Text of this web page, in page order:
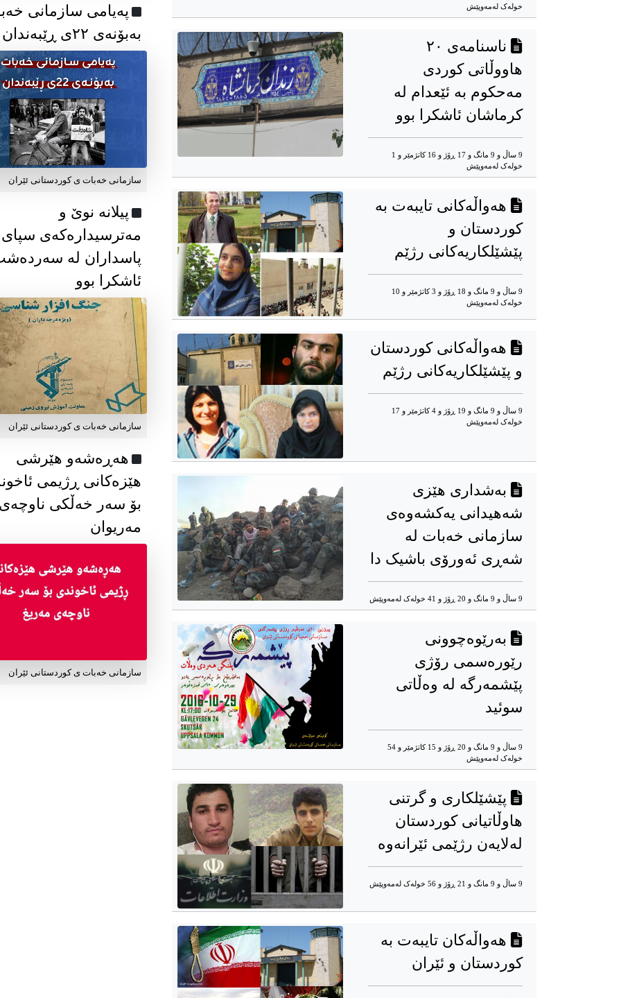
خوله‌ک له‌مه‌وپێش‌
هاووڵاتی کوردی
مەحکوم بە ئێعدام لە
کرماشان ئاشکرا بوو
9 ساڵ و 9 مانگ و 17 ڕۆژ و 16 کاتژمێر و 1
خوله‌ک له‌مه‌وپێش‌
هەواڵەکانی تایبەت بە
کوردستان و
پێشێلکاریەکانی رژێم
9 ساڵ و 9 مانگ و 18 ڕۆژ و 3 کاتژمێر و 10
خوله‌ک له‌مه‌وپێش‌
هەواڵەکانی کوردستان
و پێشێلکاریەکانی رژێم
9 ساڵ و 9 مانگ و 19 ڕۆژ و 4 کاتژمێر و 17
خوله‌ک له‌مه‌وپێش‌
بەشداری هێزی
شەهیدانی یەکشەوەی
سازمانی خەبات لە
شەڕی ئەورۆی باشیک دا
9 ساڵ و 9 مانگ و 20 ڕۆژ و 41 خوله‌ک له‌مه‌وپێش‌
بەرێوەچوونی
رێورەسمی رۆژی
پێشمەرگە لە وەڵاتی
سوئید
9 ساڵ و 9 مانگ و 20 ڕۆژ و 15 کاتژمێر و 54
خوله‌ک له‌مه‌وپێش‌
پێشێلکاری و گرتنی
هاوڵاتیانی کوردستان
لەلایەن رژێمی ئێرانەوە
9 ساڵ و 9 مانگ و 21 ڕۆژ و 56 خوله‌ک له‌مه‌وپێش‌
هەواڵەکان تایبەت بە
کوردستان و ئێران
پەیامی سازمانی
بەبۆنەی ۲۲ی ڕێبەندان
سازمانی خەبات ی كوردستانی ئێران
پیلانە نوێ و
مەترسیدارەکەی سپای
پاسداران لە
ئاشکرا بوو
سازمانی خەبات ی كوردستانی ئێران
هەڕەشەو هێرشی
هێزەکانی ڕژیمی
بۆ سەر خەڵکی
مەریوان
سازمانی خەبات ی کوردستانی ئێران